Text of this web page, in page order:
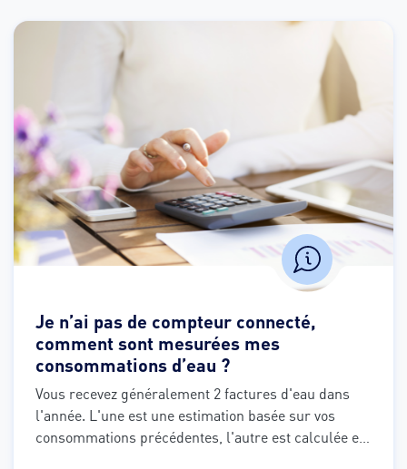
Je n’ai pas de compteur connecté,
comment sont mesurées mes
consommations d’eau ?
Vous recevez généralement 2 factures d'eau dans
l'année. L'une est une estimation basée sur vos
consommations précédentes, l'autre est calculée en